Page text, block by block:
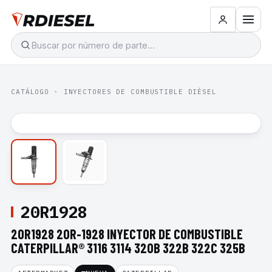
CATÁLOGO · INYECTORES DE COMBUSTIBLE DIÉSEL
20R1928
20R1928 20R-1928 INYECTOR DE COMBUSTIBLE
CATERPILLAR® 3116 3114 320B 322B 322C 325B